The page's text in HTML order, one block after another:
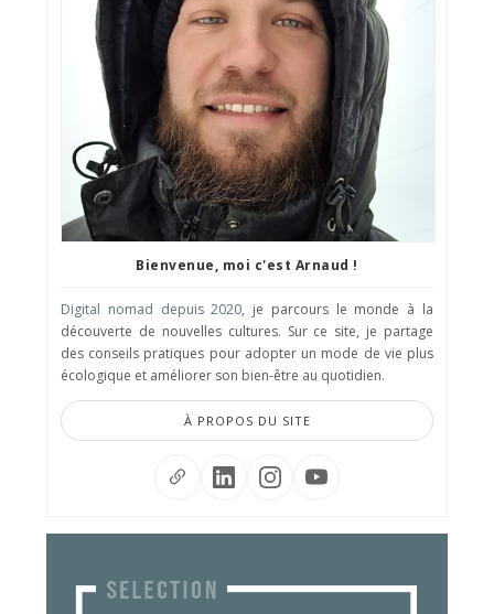
Bienvenue, moi c'est Arnaud !
Digital nomad depuis 2020, je parcours le monde à la
découverte de nouvelles cultures. Sur ce site, je partage
des conseils pratiques pour adopter un mode de vie plus
écologique et améliorer son bien-être au quotidien.
À PROPOS DU SITE